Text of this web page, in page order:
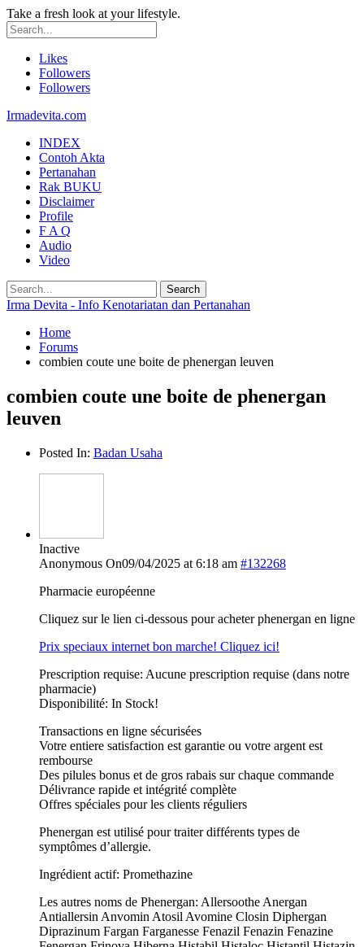
Take a fresh look at your lifestyle.
Likes
Followers
Followers
Irmadevita.com
INDEX
Contoh Akta
Pertanahan
Rak BUKU
Disclaimer
Profile
F A Q
Audio
Video
Irma Devita - Info Kenotariatan dan Pertanahan
Home
Forums
combien coute une boite de phenergan leuven
combien coute une boite de phenergan
leuven
Posted In: Badan Usaha
Inactive
Anonymous On09/04/2025 at 6:18 am #132268
Pharmacie européenne
Cliquez sur le lien ci-dessous pour acheter phenergan en ligne
Prix speciaux internet bon marche! Cliquez ici!
Prescription requise: Aucune prescription requise (dans notre
pharmacie)
Disponibilité: In Stock!
Transactions en ligne sécurisées
Votre entiere satisfaction est garantie ou votre argent est
rembourse
Des pilules bonus et de gros rabais sur chaque commande
Délivrance rapide et intégrité complète
Offres spéciales pour les clients réguliers
Phenergan est utilisé pour traiter différents types de
symptômes d’allergie.
Ingrédient actif: Promethazine
Les autres noms de Phenergan: Allersoothe Anergan
Antiallersin Anvomin Atosil Avomine Closin Diphergan
Diprazinum Fargan Farganesse Fenazil Fenazin Fenazine